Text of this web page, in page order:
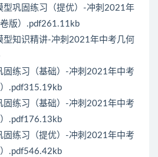
巩固练习（提优）-冲刺2021年
版）.pdf261.11kb
知识精讲-冲刺2021年中考几何
练习（基础）-冲刺2021年中考
.pdf315.19kb
练习（基础）-冲刺2021年中考
.pdf176.13kb
练习（提优）-冲刺2021年中考
.pdf546.42kb